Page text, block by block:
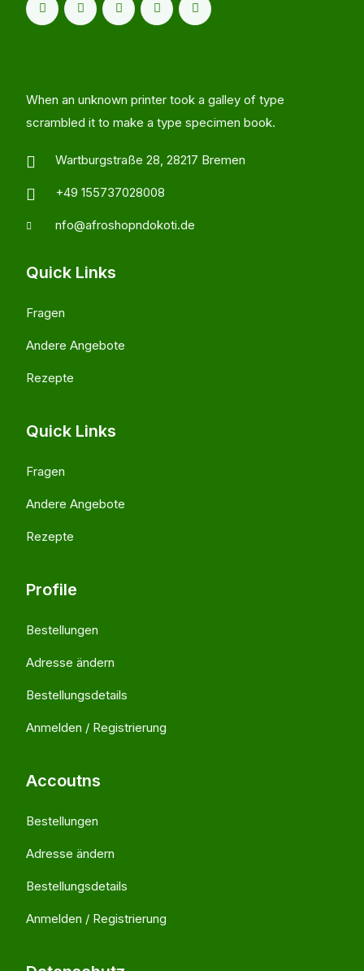
When an unknown printer took a galley of type
scrambled it to make a type specimen book.
Wartburgstraße 28, 28217 Bremen
+49 155737028008
nfo@afroshopndokoti.de
Quick Links
Fragen
Andere Angebote
Rezepte
Quick Links
Fragen
Andere Angebote
Rezepte
Profile
Bestellungen
Adresse ändern
Bestellungsdetails
Anmelden / Registrierung
Accoutns
Bestellungen
Adresse ändern
Bestellungsdetails
Anmelden / Registrierung